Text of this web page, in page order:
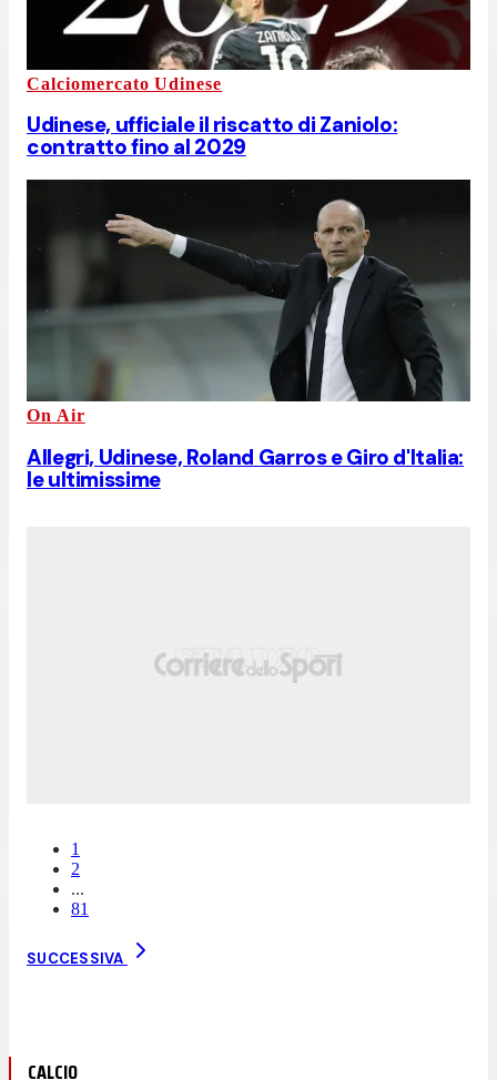
Calciomercato Udinese
Udinese, ufficiale il riscatto di Zaniolo:
contratto fino al 2029
On Air
Allegri, Udinese, Roland Garros e Giro d'Italia:
le ultimissime
1
2
...
81
SUCCESSIVA
CALCIO